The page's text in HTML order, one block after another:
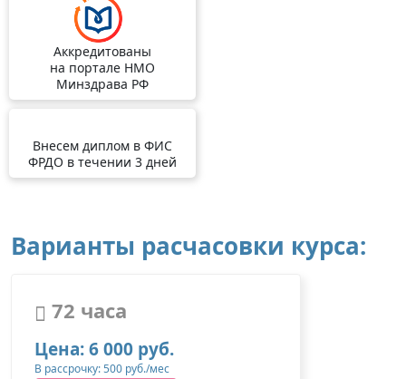
Аккредитованы
на портале НМО
Минздрава РФ
Внесем диплом в ФИС
ФРДО в течении 3 дней
Варианты расчасовки курса:
72 часа
Цена: 6 000 руб.
В рассрочку: 500 руб./мес